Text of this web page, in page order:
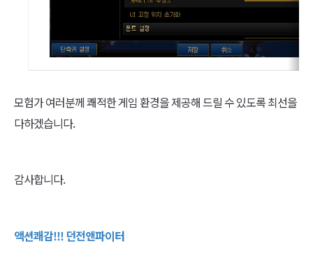
모험가 여러분께 쾌적한 게임 환경을 제공해 드릴 수 있도록 최선을
다하겠습니다.
감사합니다.
액션쾌감!!! 던전앤파이터